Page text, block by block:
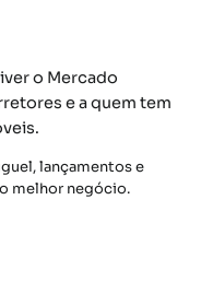
o Mercado
e a quem tem
lançamentos e
melhor negócio.